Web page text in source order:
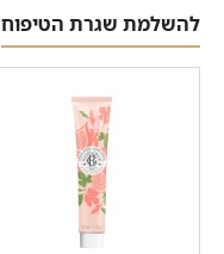
להשלמת שגרת הטיפוח